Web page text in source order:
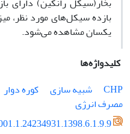
یکسان مشاهده می‌شود.
کلیدواژه‌ها
CHP
شبیه سازی کوره دوار
مصرف انرژی